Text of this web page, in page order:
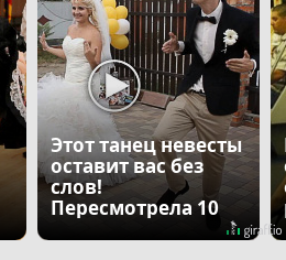
Этот танец невесты
оставит вас без
слов!
Пересмотрела 10